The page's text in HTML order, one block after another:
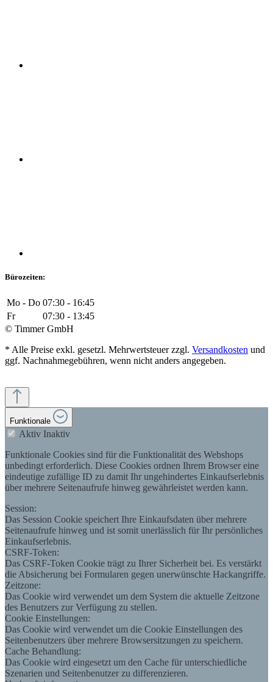
Bürozeiten:
Mo - Do 07:30 - 16:45
Fr
07:30 - 13:45
© Timmer GmbH
* Alle Preise exkl. gesetzl. Mehrwertsteuer zzgl. Versandkosten und
ggf. Nachnahmegebühren, wenn nicht anders angegeben.
Funktionale
Aktiv Inaktiv
Funktionale Cookies sind für die Funktionalität des Webshops
unbedingt erforderlich. Diese Cookies ordnen Ihrem Browser eine
eindeutige zufällige ID zu damit Ihr ungehindertes Einkaufserlebnis
über mehrere Seitenaufrufe hinweg gewährleistet werden kann.
Session:
Das Session Cookie speichert Ihre Einkaufsdaten über mehrere
Seitenaufrufe hinweg und ist somit unerlässlich für Ihr persönliches
Einkaufserlebnis.
CSRF-Token:
Das CSRF-Token Cookie trägt zu Ihrer Sicherheit bei. Es verstärkt
die Absicherung bei Formularen gegen unerwünschte Hackangriffe.
Zeitzone:
Das Cookie wird verwendet um dem System die aktuelle Zeitzone
des Benutzers zur Verfügung zu stellen.
Cookie Einstellungen:
Das Cookie wird verwendet um die Cookie Einstellungen des
Seitenbenutzers über mehrere Browsersitzungen zu speichern.
Cache Behandlung:
Das Cookie wird eingesetzt um den Cache für unterschiedliche
Szenarien und Seitenbenutzer zu differenzieren.